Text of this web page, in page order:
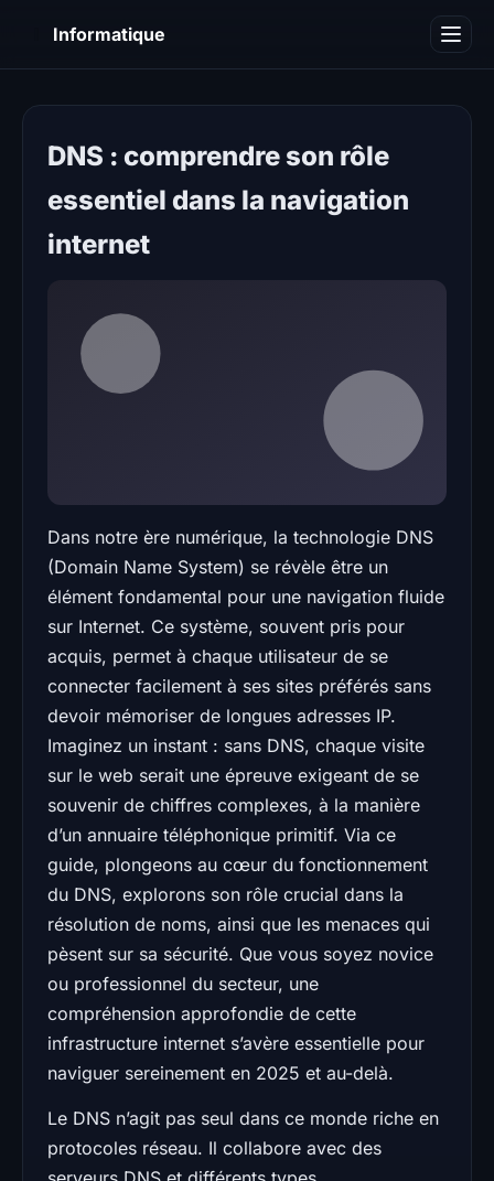
Informatique
DNS : comprendre son rôle
essentiel dans la navigation
internet
Dans notre ère numérique, la technologie DNS
(Domain Name System) se révèle être un
élément fondamental pour une navigation fluide
sur Internet. Ce système, souvent pris pour
acquis, permet à chaque utilisateur de se
connecter facilement à ses sites préférés sans
devoir mémoriser de longues adresses IP.
Imaginez un instant : sans DNS, chaque visite
sur le web serait une épreuve exigeant de se
souvenir de chiffres complexes, à la manière
d’un annuaire téléphonique primitif. Via ce
guide, plongeons au cœur du fonctionnement
du DNS, explorons son rôle crucial dans la
résolution de noms, ainsi que les menaces qui
pèsent sur sa sécurité. Que vous soyez novice
ou professionnel du secteur, une
compréhension approfondie de cette
infrastructure internet s’avère essentielle pour
naviguer sereinement en 2025 et au-delà.
Le DNS n’agit pas seul dans ce monde riche en
protocoles réseau. Il collabore avec des